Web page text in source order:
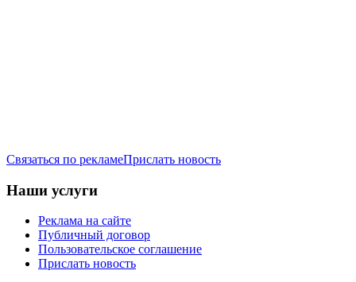
Связаться по рекламеПрислать новость
Наши услуги
Реклама на сайте
Публичный договор
Пользовательское соглашение
Прислать новость